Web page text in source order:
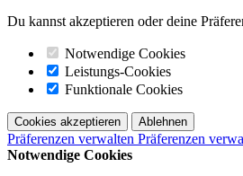
Du kannst akzeptieren oder deine
Notwendige Cookies
Leistungs-Cookies
Funktionale Cookies
Cookies akzeptieren Ablehnen
Präferenzen verwalten Präferenzen
Notwendige Cookies